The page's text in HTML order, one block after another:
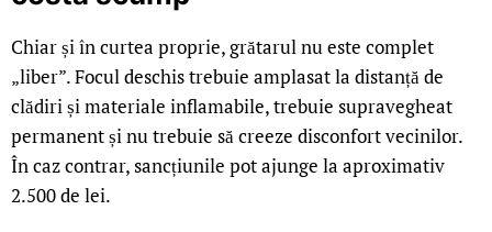
Chiar și în curtea proprie, grătarul nu este complet
„liber”. Focul deschis trebuie amplasat la distanță de
clădiri și materiale inflamabile, trebuie supravegheat
permanent și nu trebuie să creeze disconfort vecinilor.
În caz contrar, sancțiunile pot ajunge la aproximativ
2.500 de lei.